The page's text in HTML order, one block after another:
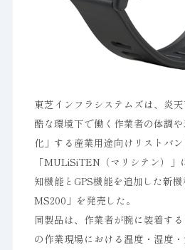
東芝インフラシステムズは、炎
酷な環境下で働く作業者の体調
化」する産業用途向けリストバ
「MULiSiTEN（マリシテン）」
知機能とGPS機能を追加した新
MS200」を発売した。
同製品は、作業者が腕に装着す
の作業現場における温度・湿度